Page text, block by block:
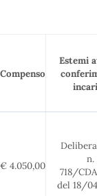
Compenso
Estemi
€ 4.050,00
n.
718/
del 18/